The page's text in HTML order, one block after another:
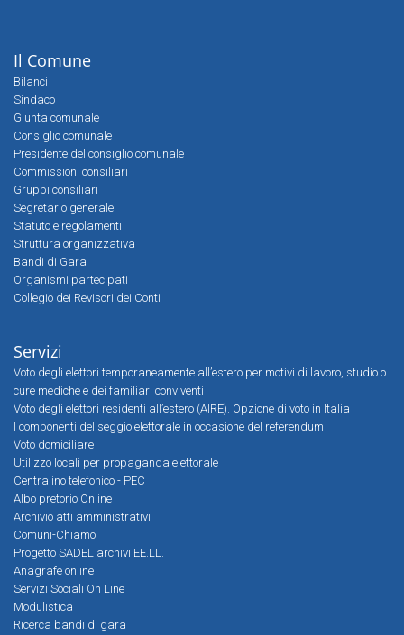
Il Comune
Bilanci
Sindaco
Giunta comunale
Consiglio comunale
Presidente del consiglio comunale
Commissioni consiliari
Gruppi consiliari
Segretario generale
Statuto e regolamenti
Struttura organizzativa
Bandi di Gara
Organismi partecipati
Collegio dei Revisori dei Conti
Servizi
Voto degli elettori temporaneamente all’estero per motivi di lavoro, studio o
cure mediche e dei familiari conviventi
Voto degli elettori residenti all’estero (AIRE). Opzione di voto in Italia
I componenti del seggio elettorale in occasione del referendum
Voto domiciliare
Utilizzo locali per propaganda elettorale
Centralino telefonico - PEC
Albo pretorio Online
Archivio atti amministrativi
Comuni-Chiamo
Progetto SADEL archivi EE.LL.
Anagrafe online
Servizi Sociali On Line
Modulistica
Ricerca bandi di gara